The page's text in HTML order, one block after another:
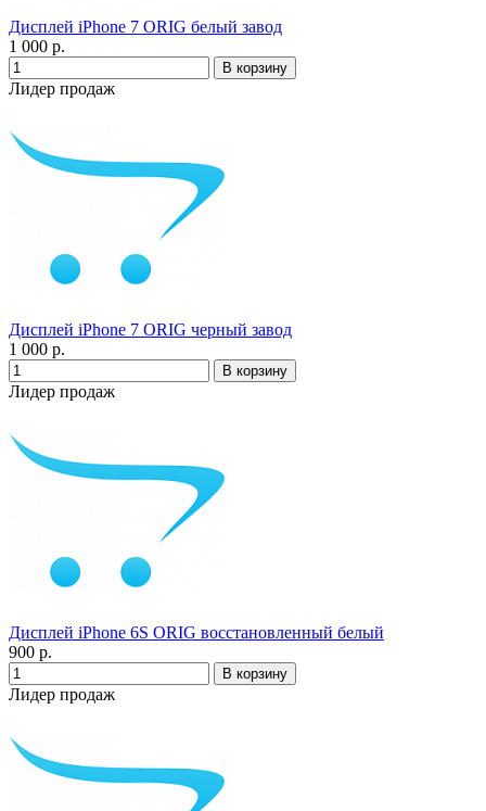
Дисплей iPhone 7 ORIG белый завод
1 000 р.
Лидер продаж
Дисплей iPhone 7 ORIG черный завод
1 000 р.
Лидер продаж
Дисплей iPhone 6S ORIG восстановленный белый
900 р.
Лидер продаж